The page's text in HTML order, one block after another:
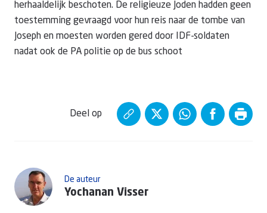
herhaaldelijk beschoten. De religieuze Joden hadden geen
toestemming gevraagd voor hun reis naar de tombe van
Joseph en moesten worden gered door IDF-soldaten
nadat ook de PA politie op de bus schoot
De auteur
Yochanan Visser
Deel op